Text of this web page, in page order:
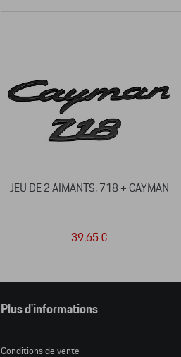
JEU DE 2 AIMANTS, 718 + CAYMAN
39,65 €
Plus d'informations
Conditions de vente